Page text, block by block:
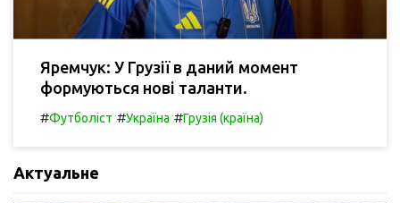
Яремчук: У Грузії в даний момент
формуються нові таланти.
#Футболіст #Україна #Грузія (країна)
Актуальне